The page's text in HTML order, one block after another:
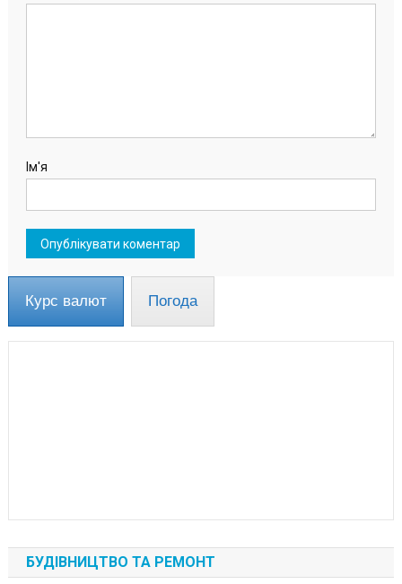
Ім'я
Курс валют Погода
БУДІВНИЦТВО ТА РЕМОНТ